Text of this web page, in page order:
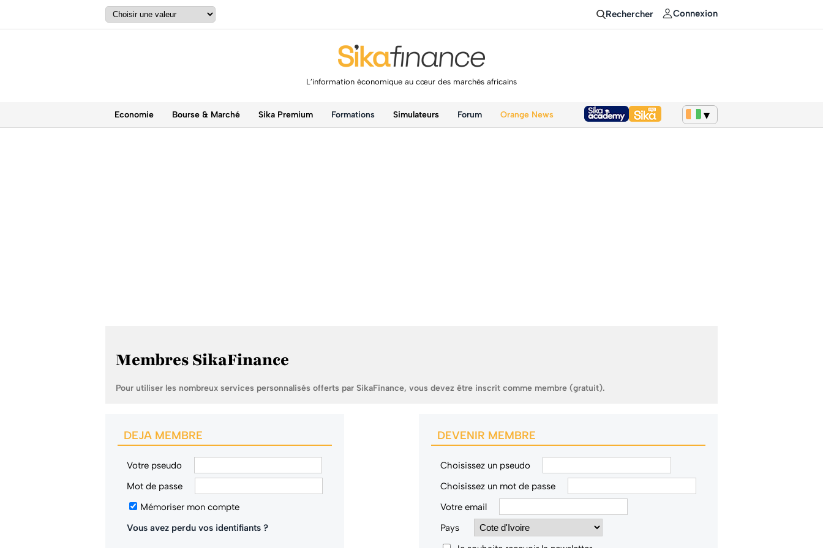
Rechercher Connexion
L’information économique au cœur des marchés africains
Economie Bourse & Marché Sika Premium Formations Simulateurs Forum Orange News
Membres SikaFinance
Pour utiliser les nombreux services personnalisés offerts par SikaFinance, vous devez être inscrit comme membre (gratuit).
DEJA MEMBRE
Votre pseudo
Mot de passe
Mémoriser mon compte
Vous avez perdu vos identifiants ?
DEVENIR MEMBRE
Choisissez un pseudo
Choisissez un mot de passe
Votre email
Pays